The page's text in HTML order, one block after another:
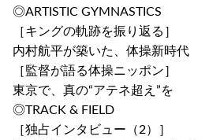
◎ARTISTIC GYMNASTICS
［キングの軌跡を振り返る］
内村航平が築いた、体操新時代
［監督が語る体操ニッポン］
東京で、真の“アテネ超え”を
◎TRACK & FIELD
［独占インタビュー（2）］